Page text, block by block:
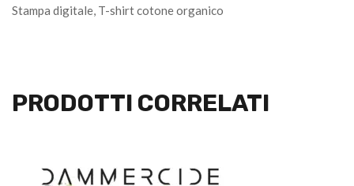
Stampa digitale, T-shirt cotone organico
PRODOTTI CORRELATI